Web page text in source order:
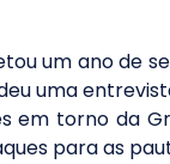
um ano de
uma
em torno da
para as